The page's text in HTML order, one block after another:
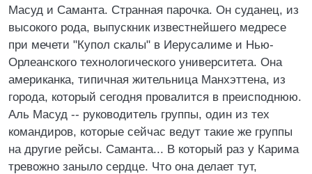
Масуд и Саманта. Странная парочка. Он суданец, из
высокого рода, выпускник известнейшего медресе
при мечети "Купол скалы" в Иерусалиме и Нью-
Орлеанского технологического университета. Она
американка, типичная жительница Манхэттена, из
города, который сегодня провалится в преисподнюю.
Аль Масуд -- руководитель группы, один из тех
командиров, которые сейчас ведут такие же группы
на другие рейсы. Саманта... В который раз у Карима
тревожно заныло сердце. Что она делает тут,